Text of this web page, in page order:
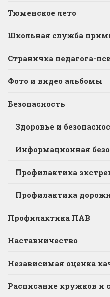
Тюменское лето
Школьная служба
Страничка педагога-
Фото и видео альбомы
Безопасность
Здоровье и
Информационная
Профилактика
Профилактика
Профилактика ПАВ
Наставничество
Независимая оценка
Расписание кружков и